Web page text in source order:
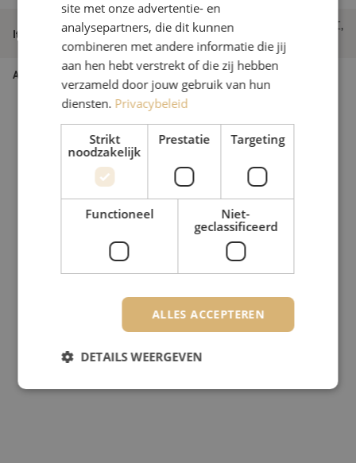
Itemnaam
Patchkabel simplex SM, E2000/APC-LC/PC,
2.0mm, 23m
Artikelnummer M20000469
site met onze advertentie- en
analysepartners, die dit kunnen
combineren met andere informatie die jij
aan hen hebt verstrekt of die zij hebben
verzameld door jouw gebruik van hun
diensten. Privacybeleid
Strikt
noodzakelijk
Prestatie Targeting
Functioneel
Niet-
geclassificeerd
ALLES ACCEPTEREN
DETAILS WEERGEVEN